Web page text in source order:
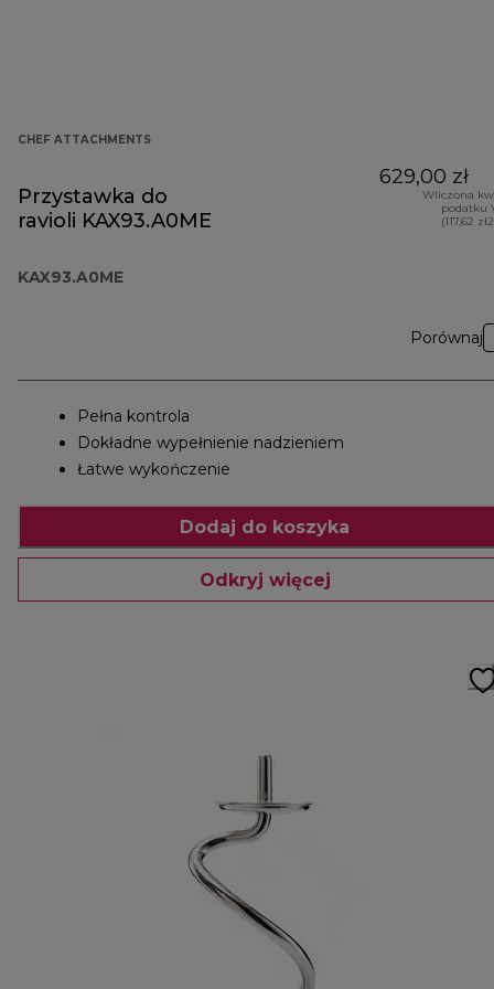
CHEF ATTACHMENTS
Przystawka do
ravioli KAX93.A0ME
KAX93.A0ME
629,00 zł
Wliczona
podatku
(117,62
Porównaj
Pełna kontrola
Dokładne wypełnienie nadzieniem
Łatwe wykończenie
Dodaj do koszyka
Odkryj więcej